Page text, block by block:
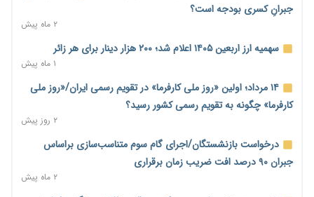
نماینده مجلس: توسعه مرزهای زمینی به راهبرد تأمین کالاهای
اساسی تبدیل شود
۱ روز پیش
خانه کارگر قزوین: شکاف دستمزد و هزینه معیشت هر روز عمیق‌تر
می‌شود
۱ روز پیش
رئیس سازمان امور مالیاتی: بلاگرهای پردرآمد مشمول پرداخت
مالیات هستند
۱ روز پیش
جبرانِ کسری بودجه است؟
۲ ماه پیش
سهمیه ارز اربعین ۱۴۰۵ اعلام شد؛ ۲۰۰ هزار دینار برای هر زائر
۱ ماه پیش
۱۴ مرداد؛ اولین «روز ملی کارفرما» در تقویم رسمی ایران/«روز ملی
کارفرما» چگونه به تقویم رسمی کشور رسید؟
۲ روز پیش
درخواست بازنشستگان/اجرای گام سوم متناسب‌سازی براساس
جبران ۹۰ درصد افت ضریب زمان برقراری
۲ ماه پیش